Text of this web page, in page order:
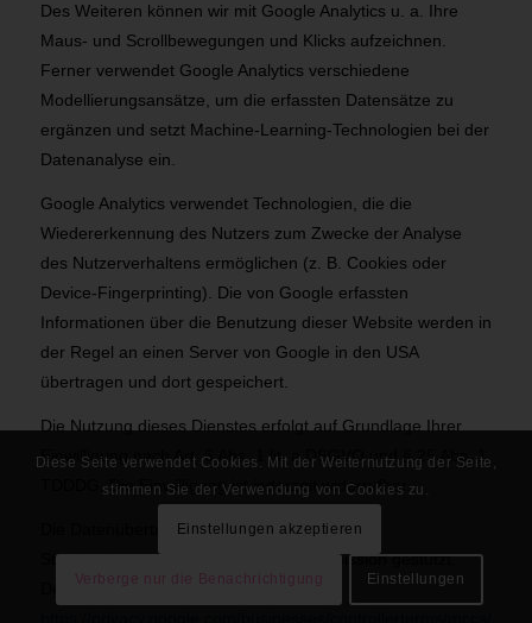
Des Weiteren können wir mit Google Analytics u. a. Ihre
Maus- und Scrollbewegungen und Klicks aufzeichnen.
Ferner verwendet Google Analytics verschiedene
Modellierungsansätze, um die erfassten Datensätze zu
ergänzen und setzt Machine-Learning-Technologien bei der
Datenanalyse ein.
Google Analytics verwendet Technologien, die die
Wiedererkennung des Nutzers zum Zwecke der Analyse
des Nutzerverhaltens ermöglichen (z. B. Cookies oder
Device-Fingerprinting). Die von Google erfassten
Informationen über die Benutzung dieser Website werden in
der Regel an einen Server von Google in den USA
übertragen und dort gespeichert.
Die Nutzung dieses Dienstes erfolgt auf Grundlage Ihrer
Einwilligung nach Art. 6 Abs. 1 lit. a DSGVO und § 25 Abs. 1
TDDDG. Die Einwilligung ist jederzeit widerrufbar.
Die Datenübertragung in die USA wird auf die
Standardvertragsklauseln der EU-Kommission gestützt.
Details finden Sie hier:
Diese Seite verwendet Cookies. Mit der Weiternutzung der Seite,
stimmen Sie der Verwendung von Cookies zu.
Einstellungen akzeptieren
Verberge nur die Benachrichtigung Einstellungen